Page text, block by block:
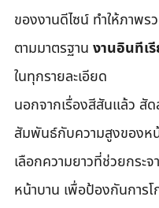
ของงานดีไซน์ ทำให้ภาพ
ตามมาตรฐาน งานอินทีเรี
ในทุกรายละเอียด
นอกจากเรื่องสีสันแล้ว สั
สัมพันธ์กับความสูงของห
เลือกความยาวที่ช่วยกระ
หน้าบาน เพื่อป้องกันการ